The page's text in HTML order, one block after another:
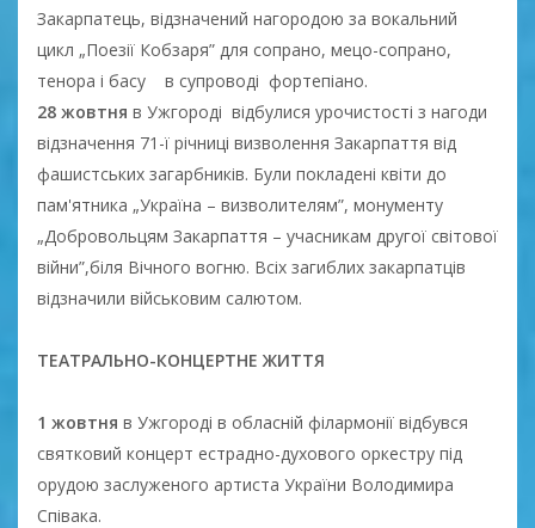
Закарпатець, відзначений нагородою за вокальний
цикл „Поезії Кобзаря” для сопрано, мецо-сопрано,
тенора і басу в супроводі фортепіано.
28 жовтня в Ужгороді відбулися урочистості з нагоди
відзначення 71-ї річниці визволення Закарпаття від
фашистських загарбників. Були покладені квіти до
пам'ятника „Україна – визволителям”, монументу
„Добровольцям Закарпаття – учасникам другої світової
війни”,біля Вічного вогню. Всіх загиблих закарпатців
відзначили військовим салютом.
ТЕАТРАЛЬНО-КОНЦЕРТНЕ ЖИТТЯ
1 жовтня в Ужгороді в обласній філармонії відбувся
святковий концерт естрадно-духового оркестру під
орудою заслуженого артиста України Володимира
Співака.